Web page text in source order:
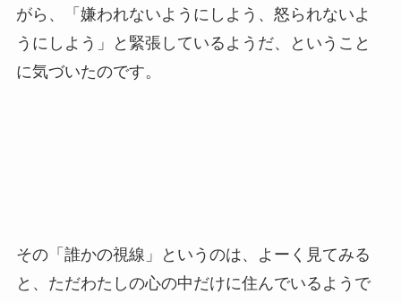
がら、「嫌われないようにしよう、怒られないよ
うにしよう」と緊張しているようだ、ということ
に気づいたのです。
その「誰かの視線」というのは、よーく見てみる
と、ただわたしの心の中だけに住んでいるようで